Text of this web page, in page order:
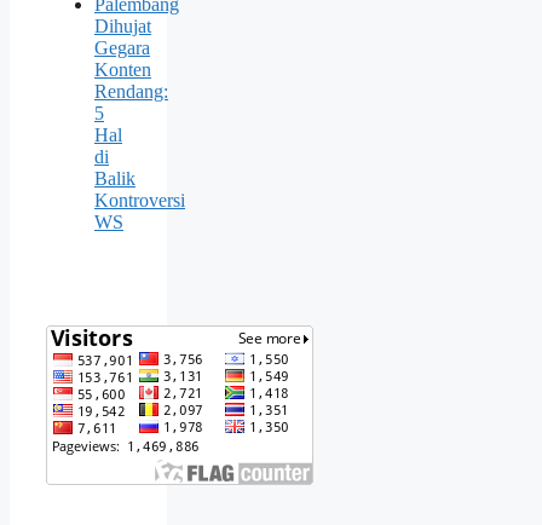
Palembang
Dihujat
Gegara
Konten
Rendang:
5
Hal
di
Balik
Kontroversi
WS